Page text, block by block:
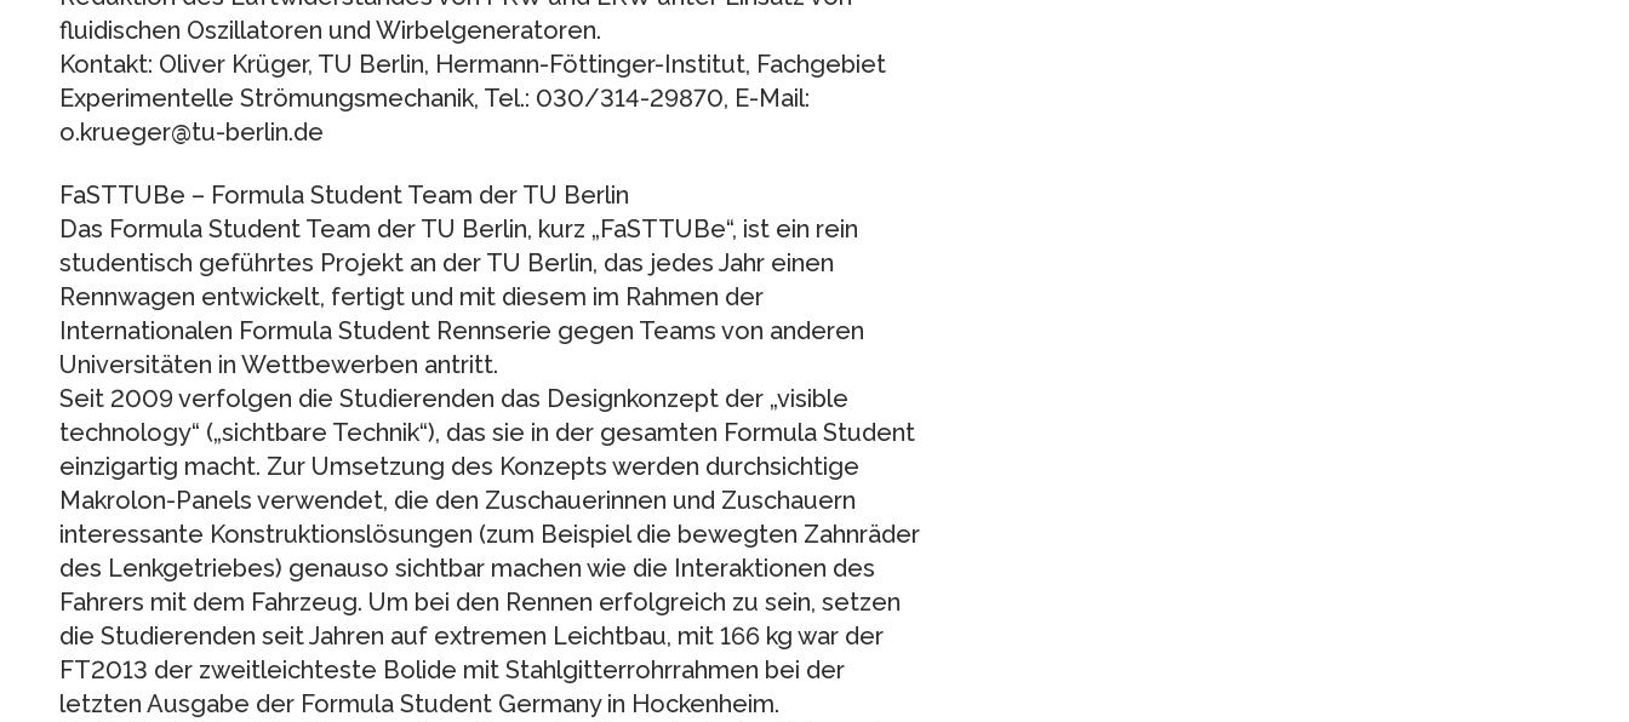
fluidischen Oszillatoren und Wirbelgeneratoren.
Kontakt: Oliver Krüger, TU Berlin, Hermann-Föttinger-Institut, Fachgebiet
Experimentelle Strömungsmechanik, Tel.: 030/314-29870, E-Mail:
o.krueger@tu-berlin.de
FaSTTUBe – Formula Student Team der TU Berlin
Das Formula Student Team der TU Berlin, kurz „FaSTTUBe“, ist ein rein
studentisch geführtes Projekt an der TU Berlin, das jedes Jahr einen
Rennwagen entwickelt, fertigt und mit diesem im Rahmen der
Internationalen Formula Student Rennserie gegen Teams von anderen
Universitäten in Wettbewerben antritt.
Seit 2009 verfolgen die Studierenden das Designkonzept der „visible
technology“ („sichtbare Technik“), das sie in der gesamten Formula Student
einzigartig macht. Zur Umsetzung des Konzepts werden durchsichtige
Makrolon-Panels verwendet, die den Zuschauerinnen und Zuschauern
interessante Konstruktionslösungen (zum Beispiel die bewegten Zahnräder
des Lenkgetriebes) genauso sichtbar machen wie die Interaktionen des
Fahrers mit dem Fahrzeug. Um bei den Rennen erfolgreich zu sein, setzen
die Studierenden seit Jahren auf extremen Leichtbau, mit 166 kg war der
FT2013 der zweitleichteste Bolide mit Stahlgitterrohrrahmen bei der
letzten Ausgabe der Formula Student Germany in Hockenheim.